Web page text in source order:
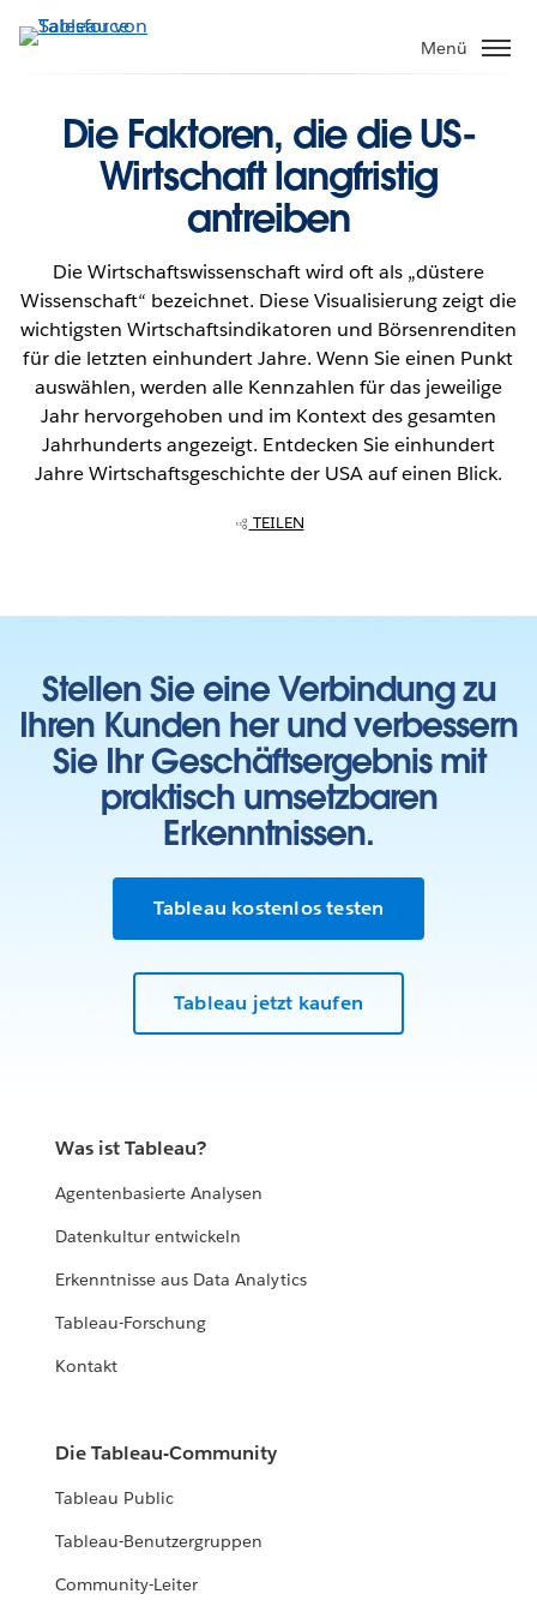
Direkt
zum
Menü
Die Faktoren, die die US-
Wirtschaft langfristig
antreiben
Die Wirtschaftswissenschaft wird oft als „düstere
Wissenschaft“ bezeichnet. Diese Visualisierung zeigt die
wichtigsten Wirtschaftsindikatoren und Börsenrenditen
für die letzten einhundert Jahre. Wenn Sie einen Punkt
auswählen, werden alle Kennzahlen für das jeweilige
Jahr hervorgehoben und im Kontext des gesamten
Jahrhunderts angezeigt. Entdecken Sie einhundert
Jahre Wirtschaftsgeschichte der USA auf einen Blick.
TEILEN
Stellen Sie eine Verbindung zu
Ihren Kunden her und verbessern
Sie Ihr Geschäftsergebnis mit
praktisch umsetzbaren
Erkenntnissen.
Tableau kostenlos testen
Tableau jetzt kaufen
Was ist Tableau?
Agentenbasierte Analysen
Datenkultur entwickeln
Erkenntnisse aus Data Analytics
Tableau-Forschung
Kontakt
Die Tableau-Community
Tableau Public
Tableau-Benutzergruppen
Community-Leiter